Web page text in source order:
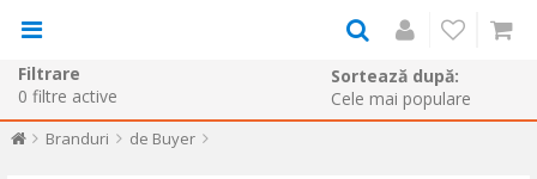
Filtrare
0 filtre active
Sortează după:
Branduri de Buyer